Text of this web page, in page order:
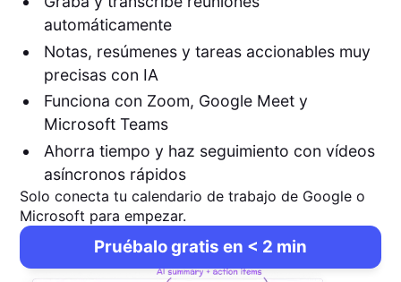
automáticamente
Notas, resúmenes y tareas accionables muy
precisas con IA
Funciona con Zoom, Google Meet y
Microsoft Teams
Ahorra tiempo y haz seguimiento con vídeos
asíncronos rápidos
Solo conecta tu calendario de trabajo de Google o
Microsoft para empezar.
Pruébalo gratis en < 2 min